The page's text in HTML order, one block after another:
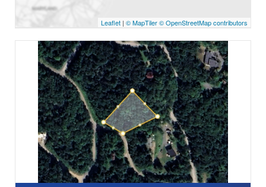
Leaflet | © MapTiler© OpenStreetMap contributors